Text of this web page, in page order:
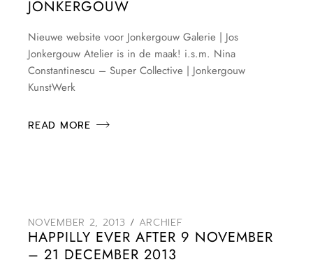
JONKERGOUW
Nieuwe website voor Jonkergouw Galerie | Jos
Jonkergouw Atelier is in de maak! i.s.m. Nina
Constantinescu – Super Collective | Jonkergouw
KunstWerk
READ MORE
NOVEMBER 2, 2013 ARCHIEF
HAPPILLY EVER AFTER 9 NOVEMBER
– 21 DECEMBER 2013